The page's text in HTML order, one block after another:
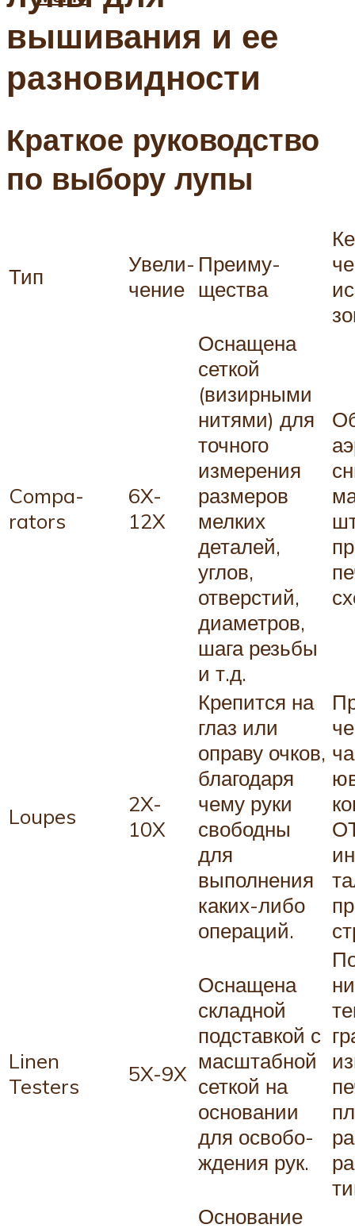
вышивания и ее
разновидности
Краткое руководство
по выбору лупы
Тип
Увели­
чение
Преиму­
щества
Compa­
rators
6X-
12X
Оснащена
сеткой
(визирными
нитями) для
точного
измерения
размеров
мелких
деталей,
углов,
отверстий,
диаметров,
шага резьбы
и т.д.
Loupes
2X-
10X
Крепится на
глаз или
оправу очков,
благодаря
чему руки
свободны
для
выполнения
каких-либо
операций.
Linen
Testers
5X-9X
Оснащена
складной
подставкой с
масштабной
сеткой на
основании
для освобо­
жде­ния рук.
Основание